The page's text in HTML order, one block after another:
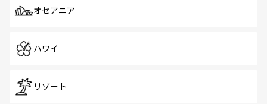
オセアニア
ハワイ
リゾート